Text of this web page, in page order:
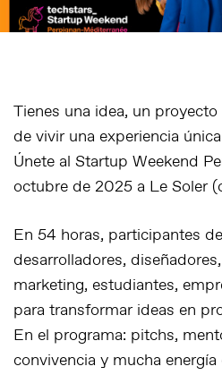
Tienes una idea, un
de vivir una experiencia
Únete al Startup Weekend
octubre de 2025 a Le Soler
En 54 horas, participantes
desarrolladores,
marketing, estudiantes,
para transformar ideas en
En el programa: pitchs,
convivencia y mucha energía